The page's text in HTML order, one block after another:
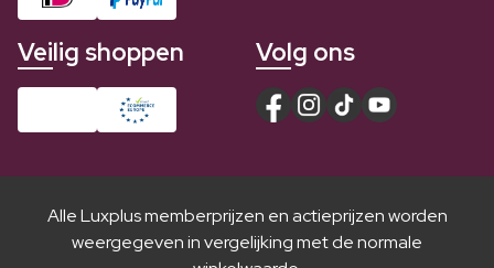
Veilig shoppen Volg ons
Alle Luxplus memberprijzen en actieprijzen worden
weergegeven in vergelijking met de normale